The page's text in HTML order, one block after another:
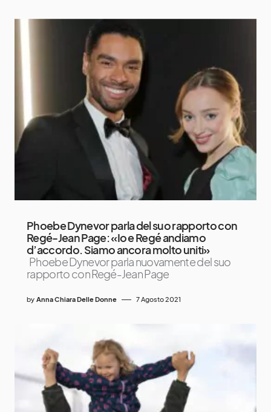
Phoebe Dynevor parla del suo rapporto con
Regé-Jean Page: «Io e Regé andiamo
d’accordo. Siamo ancora molto uniti»
Phoebe Dynevor parla nuovamente del suo
rapporto con Regé-Jean Page
by Anna Chiara Delle Donne 7 Agosto 2021